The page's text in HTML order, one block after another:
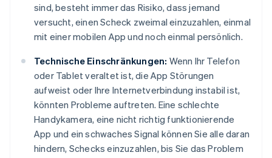
sind, besteht immer das Risiko, dass jemand
versucht, einen Scheck zweimal einzuzahlen, einmal
mit einer mobilen App und noch einmal persönlich.
Technische Einschränkungen: Wenn Ihr Telefon
oder Tablet veraltet ist, die App Störungen
aufweist oder Ihre Internetverbindung instabil ist,
könnten Probleme auftreten. Eine schlechte
Handykamera, eine nicht richtig funktionierende
App und ein schwaches Signal können Sie alle daran
hindern, Schecks einzuzahlen, bis Sie das Problem